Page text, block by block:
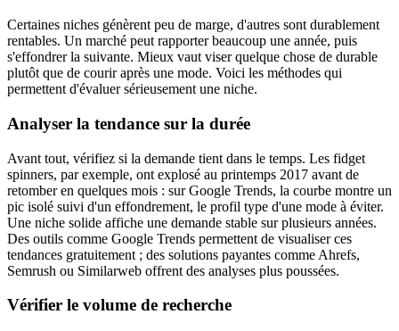
Certaines niches génèrent peu de marge, d'autres sont durablement
rentables. Un marché peut rapporter beaucoup une année, puis
s'effondrer la suivante. Mieux vaut viser quelque chose de durable
plutôt que de courir après une mode. Voici les méthodes qui
permettent d'évaluer sérieusement une niche.
Analyser la tendance sur la durée
Avant tout, vérifiez si la demande tient dans le temps. Les fidget
spinners, par exemple, ont explosé au printemps 2017 avant de
retomber en quelques mois : sur Google Trends, la courbe montre un
pic isolé suivi d'un effondrement, le profil type d'une mode à éviter.
Une niche solide affiche une demande stable sur plusieurs années.
Des outils comme Google Trends permettent de visualiser ces
tendances gratuitement ; des solutions payantes comme Ahrefs,
Semrush ou Similarweb offrent des analyses plus poussées.
Vérifier le volume de recherche